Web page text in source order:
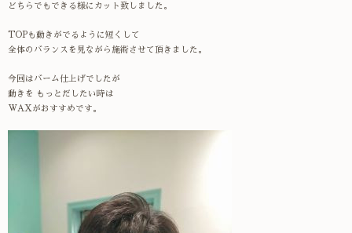
どちらでもできる様にカット致しました。
TOPも動きがでるように短くして
全体のバランスを見ながら施術させて頂きました。
今回はバーム仕上げでしたが
動きを もっとだしたい時は
WAXがおすすめです。